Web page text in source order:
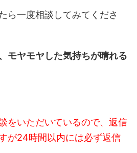
ら一度相談してみてくださ
モヤモヤした気持ちが晴れる
をいただいているので、返信
が24時間以内には必ず返信